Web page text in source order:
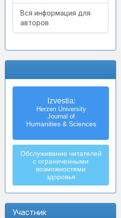
Вся информация для
авторов
Izvestia:
Herzen University
Journal of
Humanities & Sciences
Обслуживание читателей
с ограниченными
возможностями
здоровья
Участник